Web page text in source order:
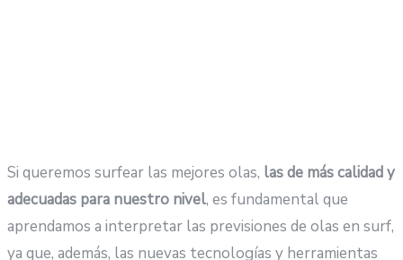
Si queremos surfear las mejores olas, las de más calidad y
adecuadas para nuestro nivel, es fundamental que
aprendamos a interpretar las previsiones de olas en surf,
ya que, además, las nuevas tecnologías y herramientas